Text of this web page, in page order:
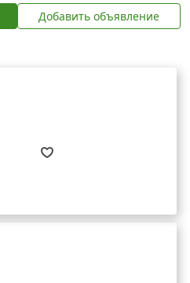
Добавить объявление